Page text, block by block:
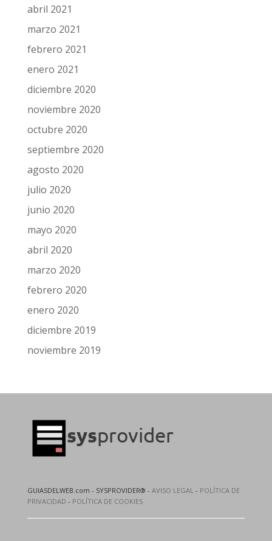
abril 2021
marzo 2021
febrero 2021
enero 2021
diciembre 2020
noviembre 2020
octubre 2020
septiembre 2020
agosto 2020
julio 2020
junio 2020
mayo 2020
abril 2020
marzo 2020
febrero 2020
enero 2020
diciembre 2019
noviembre 2019
GUIASDELWEB.com - SYSPROVIDER® - AVISO LEGAL - POLÍTICA DE
PRIVACIDAD - POLÍTICA DE COOKIES